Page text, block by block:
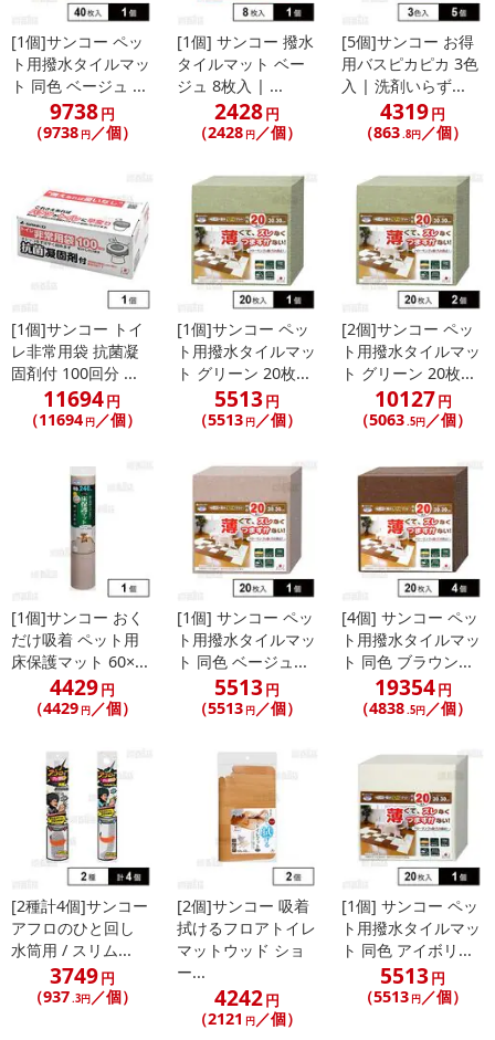
本商品は沖縄・離島へのお届けはできませんので、ご了承くださ
【商品特徴】
・撥水加工を施しています。
・簡単に取り付け、取り外しができます。
・マットの裏面が床にピタッと吸着するのでズレません。
・ハサミで手軽にカットできます。
・生地が薄いので、つまずきにくく、扉の開閉の妨げにもなりませ
・掃除機をかけても吸い上がらず、楽にお掃除できます。
・繰り返しお洗濯できます。(ネット使用)
[1個]サンコー ペッ
ト用撥水タイルマッ
ト 同色 ベージュ ...
9738円
（9738 円／個）
[1個] サンコー 撥水
タイルマット ベー
ジュ 8枚入 | ...
2428円
（2428 円 ／個）
[5個]サンコー お得
用バスピカピカ 3色
入 | 洗剤いらず...
4319円
（863.8円 ／個）
[1個]サンコー トイ
レ非常用袋 抗菌凝
固剤付 100回分 ...
11694円
（11694 円／個）
[1個]サンコー ペッ
ト用撥水タイルマッ
ト グリーン 20枚...
5513円
（5513 円／個）
[2個]サンコー ペッ
ト用撥水タイルマッ
ト グリーン 20枚...
10127円
（5063.5円／個）
[1個]サンコー おく
だけ吸着 ペット用
床保護マット 60×...
4429円
（4429 円／個）
[1個] サンコー ペッ
ト用撥水タイルマッ
ト 同色 ベージュ...
5513円
（5513 円／個）
[4個] サンコー ペッ
ト用撥水タイルマッ
ト 同色 ブラウン...
19354円
（4838.5円／個）
[2種計4個]サンコー
アフロのひと回し
水筒用 / スリム...
3749円
（937.3円／個）
[2個]サンコー 吸着
拭けるフロアトイレ
マットウッド ショ
ー...
4242円
（2121 円 ／個）
[1個] サンコー ペッ
ト用撥水タイルマッ
ト 同色 アイボリ...
5513円
（5513 円 ／個）